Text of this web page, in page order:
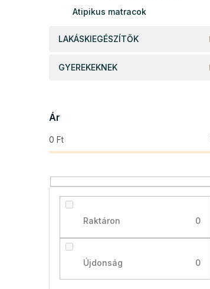
Atipikus matracok
LAKÁSKIEGÉSZÍTŐK
GYEREKEKNEK
Ár
0 Ft
Raktáron 0
Újdonság 0